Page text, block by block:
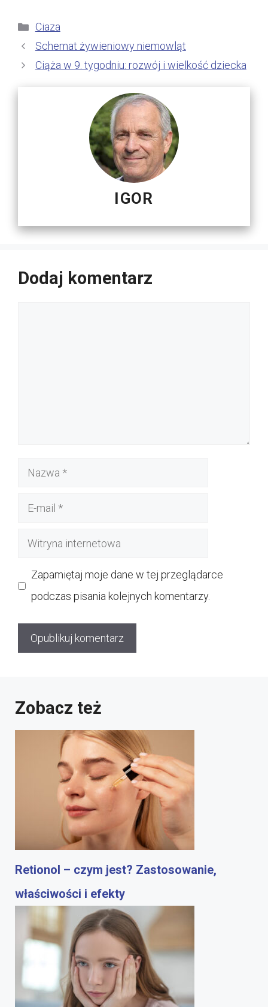
Kategorie
Ciaza
Schemat żywieniowy niemowląt
Ciąża w 9. tygodniu: rozwój i wielkość dziecka
IGOR
Dodaj komentarz
Nazwa
Witryna
Zapamiętaj moje dane w tej przeglądarce
podczas pisania kolejnych komentarzy.
Zobacz też
Retionol – czym jest? Zastosowanie,
właściwości i efekty